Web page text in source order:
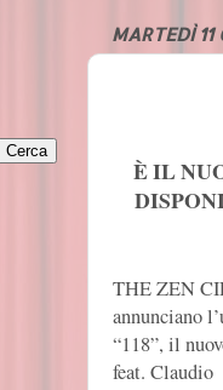
MARTEDÌ 11
È IL
THE ZEN
annunciano
“118”, il
feat. Claudio